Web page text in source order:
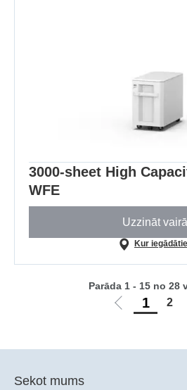
3000-sheet High
WFE
Uzzināt
Kur
Iet
1 2
Parāda 1 - 15 no 28
Sekot mums